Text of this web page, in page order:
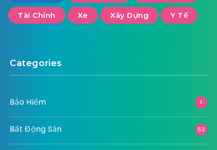
Tài Chính Xe Xây Dựng Y Tế
Categories
Bảo Hiểm 1
Bất Động Sản 53